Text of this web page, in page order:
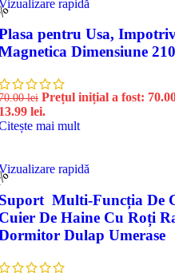
rapidă
pentru Usa,
Dimensiune
lei Prețul inițial a fost:
lei.
mai mult
rapidă
Multi-Funcția De
De Haine Cu Roți
Dulap Umerase